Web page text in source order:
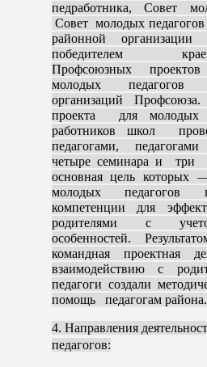
педработника, Совет
Совет молодых
районной
победителем
Профсоюзных
молодых педагогов
организаций
проекта для молодых
работников школ
педагогами,
четыре семинара и три
основная цель которых
молодых педагогов
компетенции для
родителями с
особенностей.
командная проектная
взаимодействию с
педагоги создали
помощь педагогам района.
4. Направления
педагогов: